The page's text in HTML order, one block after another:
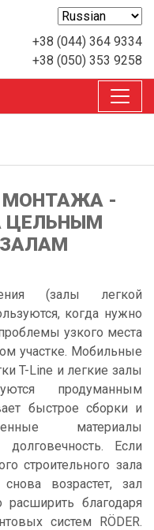
+38 (044) 364 9334
+38 (050) 353 9258
МОНТАЖА -
ЦЕЛЬНЫМ
(залы легкой
когда нужно
узкого места
участке. Мобильные
T-Line и легкие залы
продуманным
быстрое сборки и
материалы
Если
строительного зала
возрастет, зал
благодаря
систем RÖDER.